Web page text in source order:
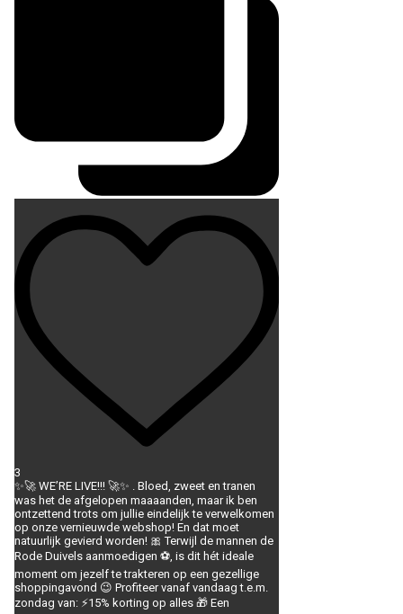
3
✨🚀 WE’RE LIVE!!! 🚀✨ . Bloed, zweet en tranen
was het de afgelopen maaaanden, maar ik ben
ontzettend trots om jullie eindelijk te verwelkomen
op onze vernieuwde webshop! En dat moet
natuurlijk gevierd worden! 🎀 Terwijl de mannen de
Rode Duivels aanmoedigen ⚽, is dit hét ideale
moment om jezelf te trakteren op een gezellige
shoppingavond 😉 Profiteer vanaf vandaag t.e.m.
zondag van: ⚡️15% korting op alles 🎁 Een